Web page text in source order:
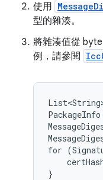
使用
型的雜湊。
將雜湊值從
例，請參閱
for
}